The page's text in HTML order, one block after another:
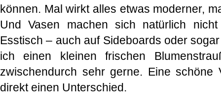
können. Mal wirkt alles etwas moderner,
Und Vasen machen sich natürlich
Esstisch – auch auf Sideboards oder
ich einen kleinen frischen
zwischendurch sehr gerne. Eine schöne
direkt einen Unterschied.